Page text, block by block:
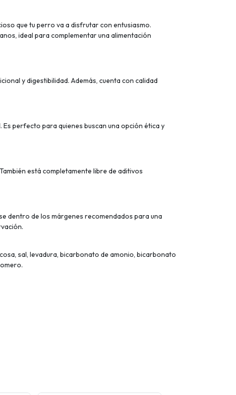
que tu perro va a disfrutar con entusiasmo.
ideal para complementar una alimentación
y digestibilidad. Además, cuenta con calidad
perfecto para quienes buscan una opción ética y
está completamente libre de aditivos
dentro de los márgenes recomendados para una
sal, levadura, bicarbonato de amonio, bicarbonato